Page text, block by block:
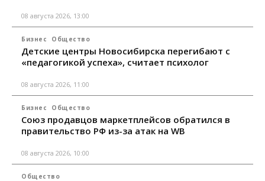
08 августа 2026, 13:00
Бизнес Общество
Детские центры Новосибирска перегибают с
«педагогикой успеха», считает психолог
08 августа 2026, 11:00
Бизнес Общество
Союз продавцов маркетплейсов обратился в
правительство РФ из-за атак на WB
08 августа 2026, 10:00
Общество